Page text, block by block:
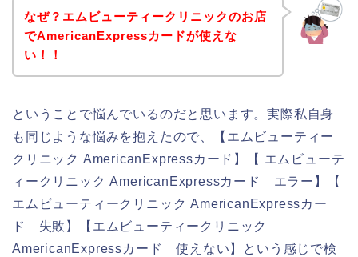
なぜ？エムビューティークリニックのお店
でAmericanExpressカードが使えな
い！！
ということで悩んでいるのだと思います。実際私自身
も同じような悩みを抱えたので、【エムビューティー
クリニック AmericanExpressカード】【 エムビューテ
ィークリニック AmericanExpressカード エラー】【
エムビューティークリニック AmericanExpressカー
ド 失敗】【エムビューティークリニック
AmericanExpressカード 使えない】という感じで検